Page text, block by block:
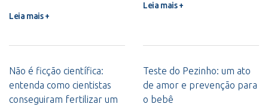
Leia mais +
Leia mais +
Não é ficção científica:
entenda como cientistas
conseguiram fertilizar um
Teste do Pezinho: um ato
de amor e prevenção para
o bebê